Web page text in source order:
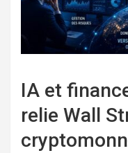
IA et
relie Wall